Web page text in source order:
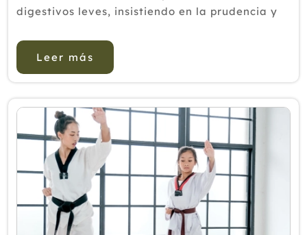
digestivos leves, insistiendo en la prudencia y
Hinchazón, diarrea, gases o sensación de colon
irritado...
Leer más